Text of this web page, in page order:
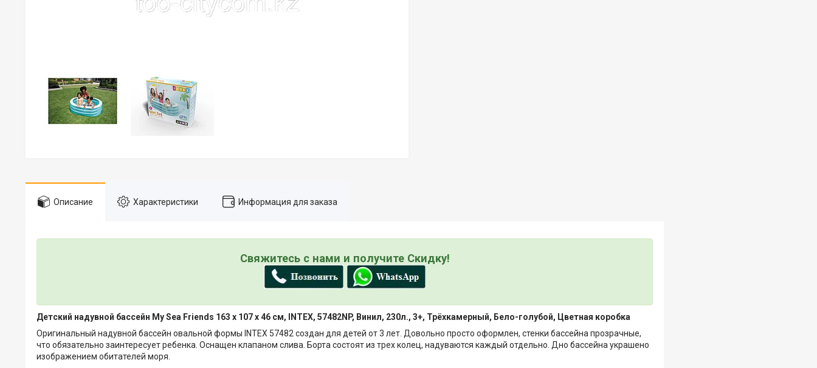
Описание Характеристики Информация для заказа
Свяжитесь с нами и получите Скидку!
Детский надувной бассейн My Sea Friends 163 х 107 х 46 см, INTEX, 57482NP, Винил, 230л., 3+, Трёхкамерный, Бело-голубой, Цветная коробка
Оригинальный надувной бассейн овальной формы INTEX 57482 создан для детей от 3 лет. Довольно просто оформлен, стенки бассейна прозрачные,
что обязательно заинтересует ребенка. Оснащен клапаном слива. Борта состоят из трех колец, надуваются каждый отдельно. Дно бассейна украшено
изображением обитателей моря.